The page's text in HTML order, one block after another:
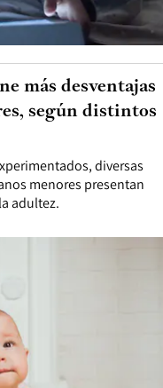
diversas
menores presentan
adultez.
más desventajas
según distintos